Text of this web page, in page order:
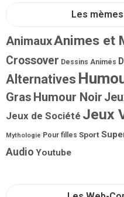
Les
AnimauxAnimes et
Crossover Dessins Animés
Alternatives
Gras Humour Noir
Jeux de Société Jeux
Mythologie Pour filles Sport
Audio Youtube